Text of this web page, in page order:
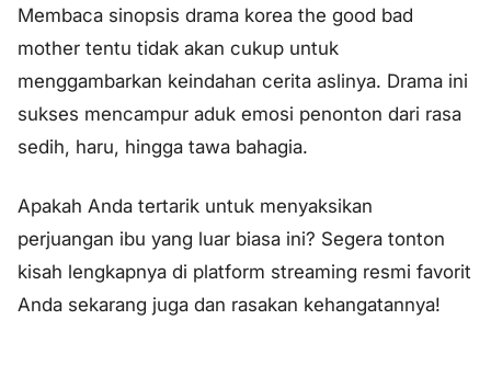
Membaca sinopsis drama korea the good bad
mother tentu tidak akan cukup untuk
menggambarkan keindahan cerita aslinya. Drama ini
sukses mencampur aduk emosi penonton dari rasa
sedih, haru, hingga tawa bahagia.
Apakah Anda tertarik untuk menyaksikan
perjuangan ibu yang luar biasa ini? Segera tonton
kisah lengkapnya di platform streaming resmi favorit
Anda sekarang juga dan rasakan kehangatannya!